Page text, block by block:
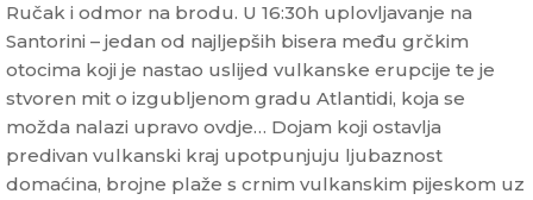
Ručak i odmor na brodu. U 16:30h uplovljavanje na
Santorini – jedan od najljepših bisera među grčkim
otocima koji je nastao uslijed vulkanske erupcije te je
stvoren mit o izgubljenom gradu Atlantidi, koja se
možda nalazi upravo ovdje… Dojam koji ostavlja
predivan vulkanski kraj upotpunjuju ljubaznost
domaćina, brojne plaže s crnim vulkanskim pijeskom uz